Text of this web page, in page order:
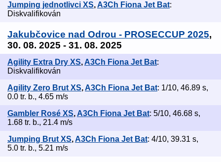
Jumping jednotlivci XS,A3Ch Fiona Jet Bat:
Diskvalifikován
Jakubčovice nad Odrou - PROSECCUP 2025,
30. 08. 2025 - 31. 08. 2025
Agility Extra Dry XS, A3Ch Fiona Jet Bat:
Diskvalifikován
Agility Zero Brut XS,A3Ch Fiona Jet Bat: 1/10, 46.89 s,
0.0 tr. b., 4.65 m/s
Gambler Rosé XS, A3Ch Fiona Jet Bat: 5/10, 46.68 s,
1.68 tr. b., 21.4 m/s
Jumping Brut XS,A3Ch Fiona Jet Bat: 4/10, 39.31 s,
5.0 tr. b., 5.21 m/s